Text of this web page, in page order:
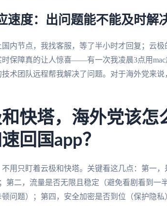
速度：出问题能不能及时解
国内节点，我找客服，等了半小时才回复；云
时保障真的让人惊喜——有一次我凌晨3点用
术团队远程帮我解决了问题。对于海外党来
快塔，海外党该怎
回国app？
用只盯着云极和快塔。关键看这几点：第一
第二，流量是否无限且稳定（避免看剧看到一
问题）；第四，安全加密是否到位（保护隐